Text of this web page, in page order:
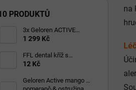
PRODUKTŮ
3x Geloren ACTIVE
pomeranč 400g (3x90
1 299 Kč
FFL dental kříž s
eukalyptem 1 ks
12 Kč
Geloren Active mango &
na